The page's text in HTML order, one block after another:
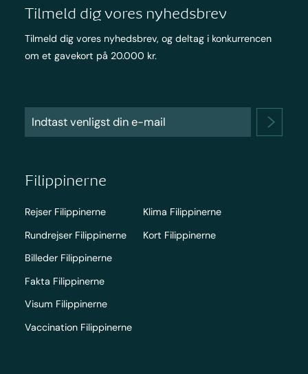
Tilmeld dig vores nyhedsbrev
Tilmeld dig vores nyhedsbrev, og deltag i konkurrencen
om et gavekort på 20.000 kr.
Filippinerne
Rejser Filippinerne
Rundrejser Filippinerne
Billeder Filippinerne
Fakta Filippinerne
Visum Filippinerne
Vaccination Filippinerne
Klima Filippinerne
Kort Filippinerne